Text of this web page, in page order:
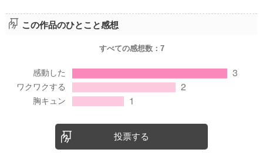
この作品のひとこと感想
すべての感想数： 7
投票する